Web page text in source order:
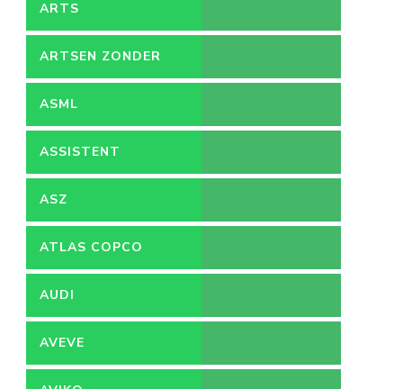
ARTS
ARTSEN ZONDER
GRENZEN
ASML
ASSISTENT
ACCOUNTANT
ASZ
ATLAS COPCO
AUDI
AVEVE